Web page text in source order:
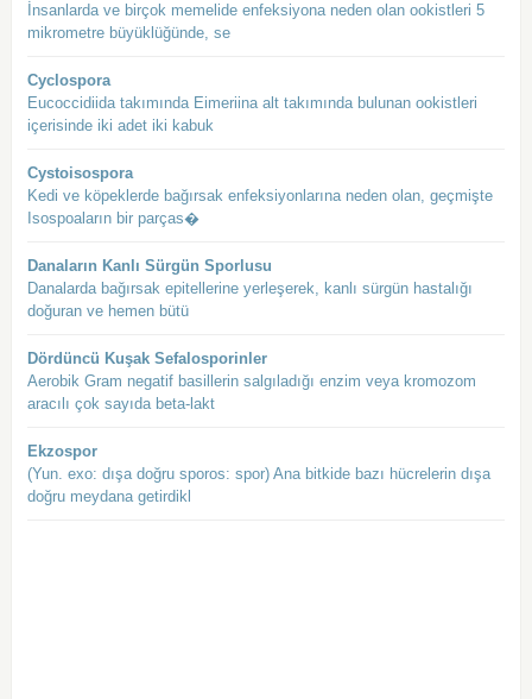
İnsanlarda ve birçok memelide enfeksiyona neden olan ookistleri 5
mikrometre büyüklüğünde, se
Cyclospora
Eucoccidiida takımında Eimeriina alt takımında bulunan ookistleri
içerisinde iki adet iki kabuk
Cystoisospora
Kedi ve köpeklerde bağırsak enfeksiyonlarına neden olan, geçmişte
Isospoaların bir parças�
Danaların Kanlı Sürgün Sporlusu
Danalarda bağırsak epitellerine yerleşerek, kanlı sürgün hastalığı
doğuran ve hemen bütü
Dördüncü Kuşak Sefalosporinler
Aerobik Gram negatif basillerin salgıladığı enzim veya kromozom
aracılı çok sayıda beta-lakt
Ekzospor
(Yun. exo: dışa doğru sporos: spor) Ana bitkide bazı hücrelerin dışa
doğru meydana getirdikl